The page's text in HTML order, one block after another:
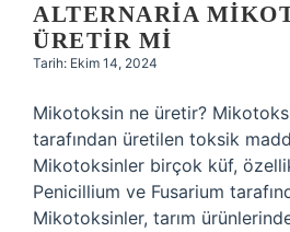
ALTERNARIA
ÜRETIR MI
Tarih: Ekim 14, 2024
Mikotoksin ne üretir?
tarafından üretilen toksik
Mikotoksinler birçok küf,
Penicillium ve Fusarium
Mikotoksinler, tarım